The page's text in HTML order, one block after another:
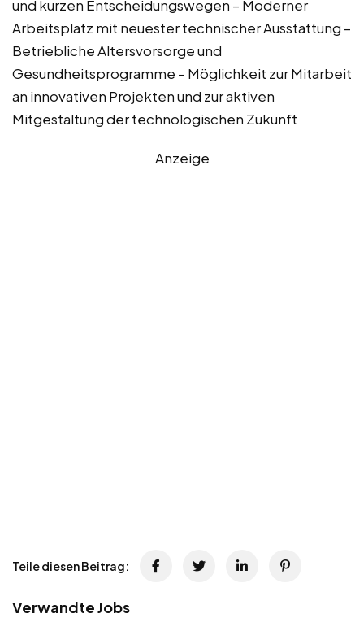
und kurzen Entscheidungswegen – Moderner
Arbeitsplatz mit neuester technischer Ausstattung –
Betriebliche Altersvorsorge und
Gesundheitsprogramme – Möglichkeit zur Mitarbeit
an innovativen Projekten und zur aktiven
Mitgestaltung der technologischen Zukunft
Anzeige
Teile diesen Beitrag:
Verwandte Jobs